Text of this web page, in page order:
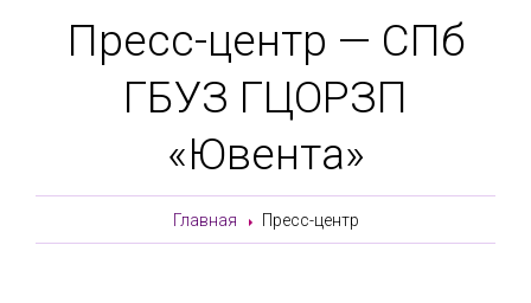
Пресс-центр — СПб
ГБУЗ ГЦОРЗП
«Ювента»
Главная Пресс-центр